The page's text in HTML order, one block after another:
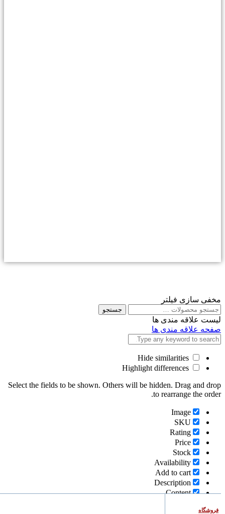
فروشگاه
مخفی سازی فیلتر
جستجو
برای
جستجو
لیست علاقه مندی ها
صفحه علاقه مندی ها
Select the fields to be shown. Others will be hidden. Drag and drop
to rearrange the order.
Image
SKU
Rating
Price
Stock
Availability
Add to cart
Description
Content